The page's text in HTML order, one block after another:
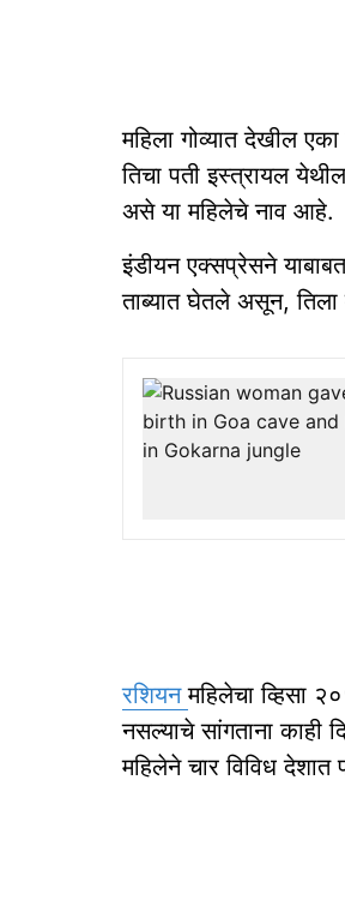
महिला गोव्यात देखील
तिचा पती इस्त्रायल
असे या महिलेचे नाव आहे.
इंडीयन एक्सप्रेसने याबाबत
ताब्यात घेतले असून, तिला
रशियनमहिलेचा व्हिसा
नसल्याचे सांगताना काही
महिलेने चार विविध देशात